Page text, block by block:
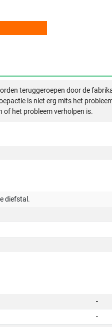
teruggeroepen door de
is niet erg mits het
of het probleem verholpen is.
diefstal.
-
-